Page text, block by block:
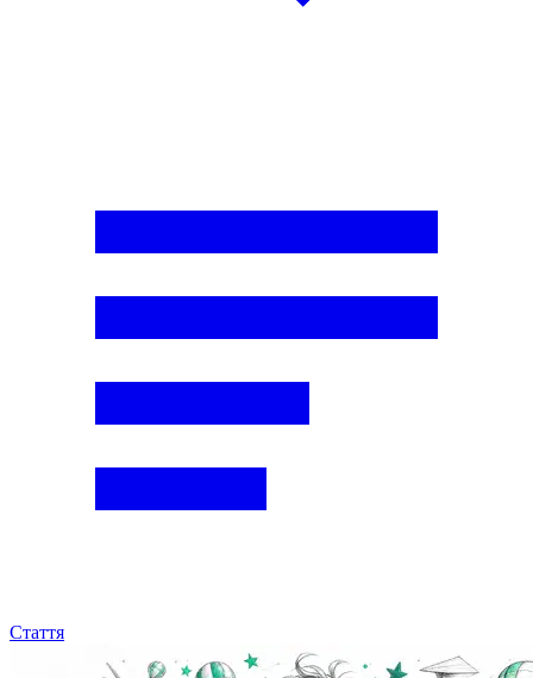
Стаття